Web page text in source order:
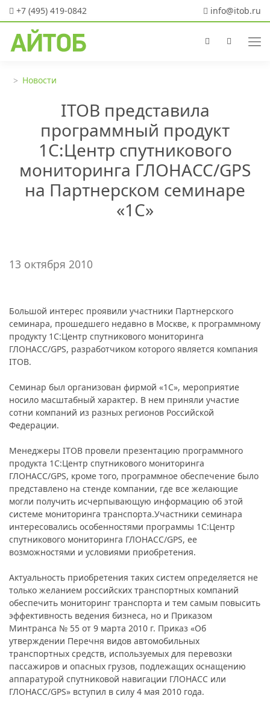
+7 (495) 419-0842 info@itob.ru
Новости
ITOB представила
программный продукт
1C:Центр спутникового
мониторинга ГЛОНАСС/GPS
на Партнерском семинаре
«1С»
13 октября 2010
Большой интерес проявили участники Партнерского
семинара, прошедшего недавно в Москве, к программному
продукту 1C:Центр спутникового мониторинга
ГЛОНАСС/GPS, разработчиком которого является компания
ITOB.
Семинар был организован фирмой «1С», мероприятие
носило масштабный характер. В нем приняли участие
сотни компаний из разных регионов Российской
Федерации.
Менеджеры ITOB провели презентацию программного
продукта 1C:Центр спутникового мониторинга
ГЛОНАСС/GPS, кроме того, программное обеспечение было
представлено на стенде компании, где все желающие
могли получить исчерпывающую информацию об этой
системе мониторинга транспорта.Участники семинара
интересовались особенностями программы 1C:Центр
спутникового мониторинга ГЛОНАСС/GPS, ее
возможностями и условиями приобретения.
Актуальность приобретения таких систем определяется не
только желанием российских транспортных компаний
обеспечить мониторинг транспорта и тем самым повысить
эффективность ведения бизнеса, но и Приказом
Минтранса № 55 от 9 марта 2010 г. Приказ «Об
утверждении Перечня видов автомобильных
транспортных средств, используемых для перевозки
пассажиров и опасных грузов, подлежащих оснащению
аппаратурой спутниковой навигации ГЛОНАСС или
ГЛОНАСС/GPS» вступил в силу 4 мая 2010 года.